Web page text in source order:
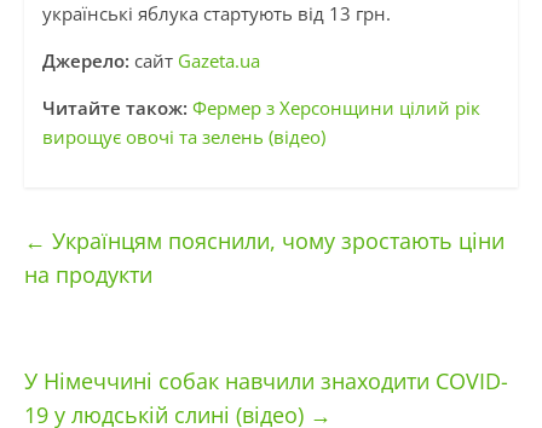
українські яблука стартують від 13 грн.
Джерело: сайт Gazeta.ua
Читайте також: Фермер з Херсонщини цілий рік
вирощує овочі та зелень (відео)
← Українцям пояснили, чому зростають ціни
на продукти
У Німеччині собак навчили знаходити COVID-
19 у людській слині (відео) →